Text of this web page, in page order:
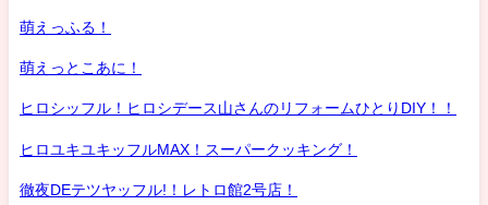
萌えっふる！
萌えっとこあに！
ヒロシッフル！ヒロシデース山さんのリフォームひとりDIY！！
ヒロユキユキッフルMAX！スーパークッキング！
徹夜DEテツヤッフル!！レトロ館2号店！